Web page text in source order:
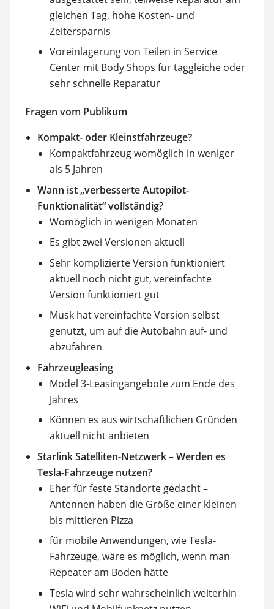
gleichen Tag, hohe Kosten- und
Zeitersparnis
Voreinlagerung von Teilen in Service
Center mit Body Shops für taggleiche oder
sehr schnelle Reparatur
Fragen vom Publikum
Kompakt- oder Kleinstfahrzeuge?
Kompaktfahrzeug womöglich in weniger
als 5 Jahren
Wann ist „verbesserte Autopilot-
Funktionalität“ vollständig?
Womöglich in wenigen Monaten
Es gibt zwei Versionen aktuell
Sehr komplizierte Version funktioniert
aktuell noch nicht gut, vereinfachte
Version funktioniert gut
Musk hat vereinfachte Version selbst
genutzt, um auf die Autobahn auf- und
abzufahren
Fahrzeugleasing
Model 3-Leasingangebote zum Ende des
Jahres
Können es aus wirtschaftlichen Gründen
aktuell nicht anbieten
Starlink Satelliten-Netzwerk – Werden es
Tesla-Fahrzeuge nutzen?
Eher für feste Standorte gedacht –
Antennen haben die Größe einer kleinen
bis mittleren Pizza
für mobile Anwendungen, wie Tesla-
Fahrzeuge, wäre es möglich, wenn man
Repeater am Boden hätte
Tesla wird sehr wahrscheinlich weiterhin